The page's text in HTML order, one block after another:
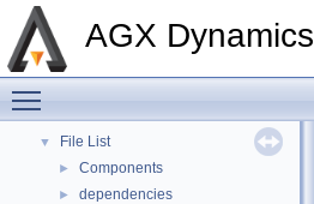
AGX Dynamics
► Tutorials
Deprecated List
► Namespaces
►
▼
▼ File List
► Components
► dependencies